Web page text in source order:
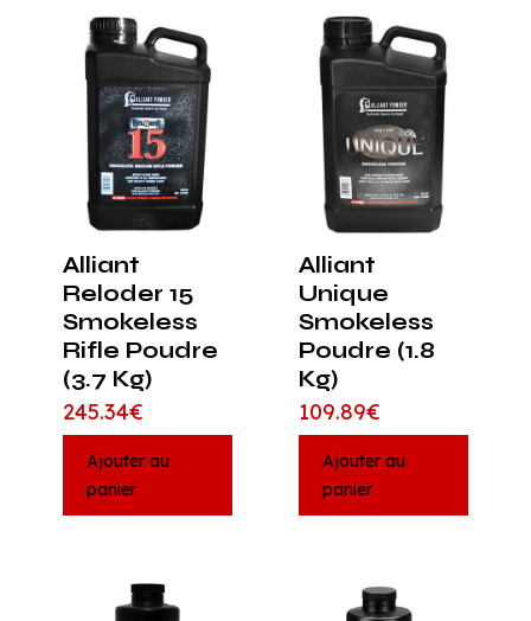
Alliant
Reloder 15
Smokeless
Rifle Poudre
(3.7 Kg)
245.34€
Ajouter au
panier
Alliant
Unique
Smokeless
Poudre (1.8
Kg)
109.89€
Ajouter au
panier